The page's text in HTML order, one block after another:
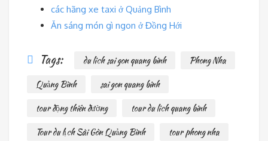
các hãng xe taxi ở Quảng Bình
Ăn sáng món gì ngon ở Đồng Hới
Tags: du lich sai gon quang binh
Phong Nha
Quảng Bình
sai gon quang binh
tour động thiên đường
tour du lich quang binh
Tour du lịch Sài Gòn Quảng Bình
tour phong nha